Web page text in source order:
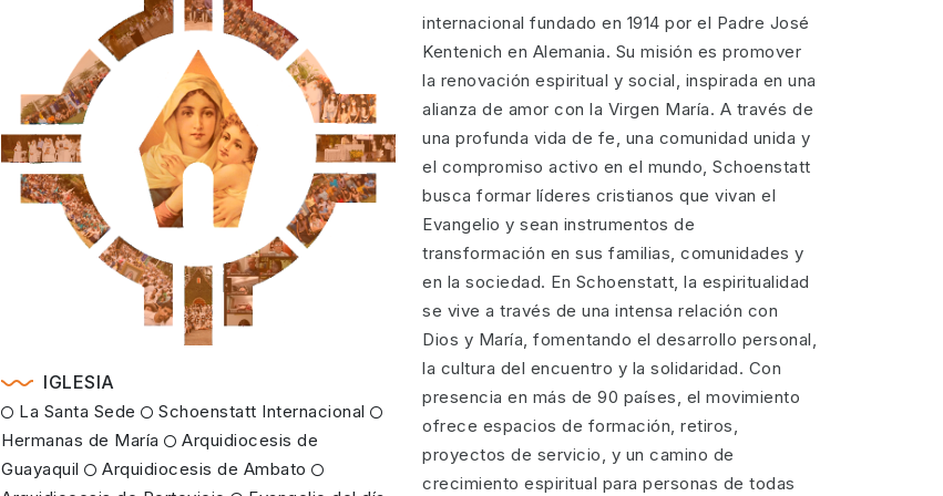
IGLESIA
La Santa Sede
Schoenstatt Internacional
Hermanas de María
Arquidiocesis de
Guayaquil
Arquidiocesis de Ambato
internacional fundado en 1914 por el Padre José
Kentenich en Alemania. Su misión es promover
la renovación espiritual y social, inspirada en una
alianza de amor con la Virgen María. A través de
una profunda vida de fe, una comunidad unida y
el compromiso activo en el mundo, Schoenstatt
busca formar líderes cristianos que vivan el
Evangelio y sean instrumentos de
transformación en sus familias, comunidades y
en la sociedad. En Schoenstatt, la espiritualidad
se vive a través de una intensa relación con
Dios y María, fomentando el desarrollo personal,
la cultura del encuentro y la solidaridad. Con
presencia en más de 90 países, el movimiento
ofrece espacios de formación, retiros,
proyectos de servicio, y un camino de
crecimiento espiritual para personas de todas